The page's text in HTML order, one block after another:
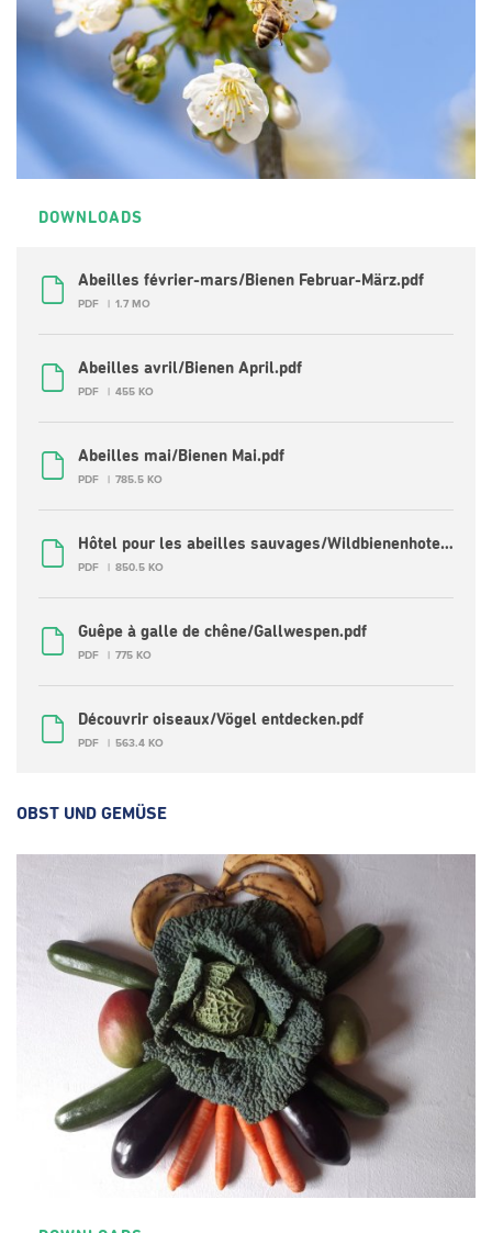
DOWNLOADS
Abeilles février-mars/Bienen Februar-März.pdf
PDF 1.7 MO
Abeilles avril/Bienen April.pdf
PDF 455 KO
Abeilles mai/Bienen Mai.pdf
PDF 785.5 KO
Hôtel pour les abeilles sauvages/Wildbienenhotel.pdf
PDF 850.5 KO
Guêpe à galle de chêne/Gallwespen.pdf
PDF 775 KO
Découvrir oiseaux/Vögel entdecken.pdf
PDF 563.4 KO
OBST UND GEMÜSE